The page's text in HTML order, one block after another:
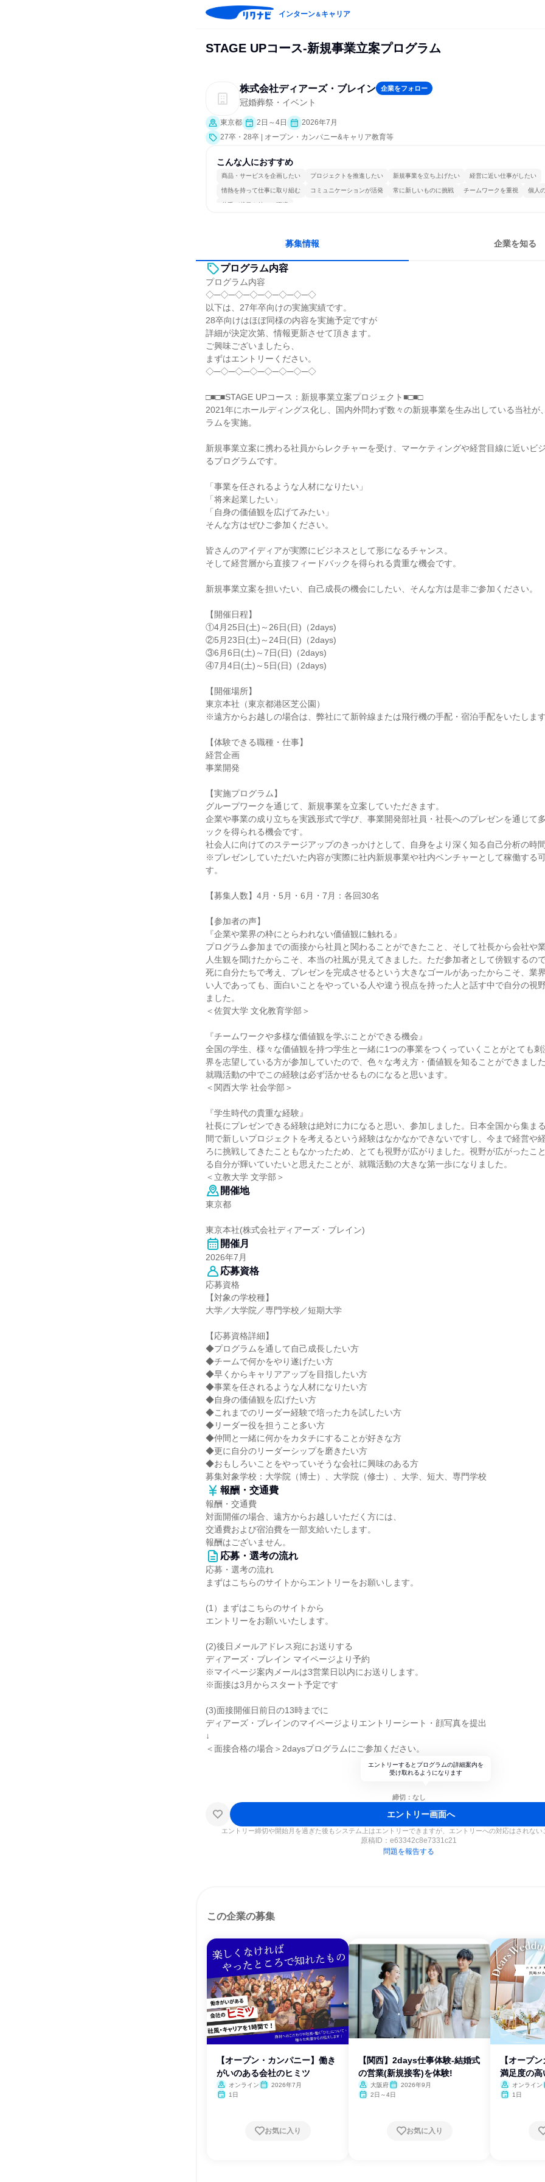
インターン＆キャリア
STAGE UPコース-新規事業立案プログラム
株式会社ディアーズ・ブレイン 企業をフォロー
冠婚葬祭・イベント
東京都 2日～4日
2026年7月
27卒・28卒 | オープン・カンパニー&キャリア教育等
こんな人におすすめ
商品・サービスを企画したい プロジェクトを推進したい 新規事業を立ち上げたい 経営に近い仕事がしたい
情熱を持って仕事に取り組む コミュニケーションが活発 常に新しいものに挑戦 チームワークを重視 個人
若手が裁量を持てる環境
募集情報 企業を知る
プログラム内容
プログラム内容
◇─◇─◇─◇─◇─◇─◇─◇
以下は、27年卒向けの実施実績です。
28卒向けはほぼ同様の内容を実施予定ですが
詳細が決定次第、情報更新させて頂きます。
ご興味ございましたら、
まずはエントリーください。
◇─◇─◇─◇─◇─◇─◇─◇
□■□■STAGE UPコース：新規事業立案プロジェクト■□■□
2021年にホールディングス化し、国内外問わず数々の新規事業を生み出している当社が
ラムを実施。
新規事業立案に携わる社員からレクチャーを受け、マーケティングや経営目線に近いビ
るプログラムです。
「事業を任されるような人材になりたい」
「将来起業したい」
「自身の価値観を広げてみたい」
そんな方はぜひご参加ください。
皆さんのアイディアが実際にビジネスとして形になるチャンス。
そして経営層から直接フィードバックを得られる貴重な機会です。
新規事業立案を担いたい、自己成長の機会にしたい、そんな方は是非ご参加ください。
【開催日程】
①4月25日(土)～26日(日)（2days)
②5月23日(土)～24日(日)（2days)
③6月6日(土)～7日(日)（2days)
④7月4日(土)～5日(日)（2days)
【開催場所】
東京本社（東京都港区芝公園）
※遠方からお越しの場合は、弊社にて新幹線または飛行機の手配・宿泊手配をいたしま
【体験できる職種・仕事】
経営企画
事業開発
【実施プログラム】
グループワークを通じて、新規事業を立案していただきます。
企業や事業の成り立ちを実践形式で学び、事業開発部社員・社長へのプレゼンを通じて
ックを得られる機会です。
社会人に向けてのステージアップのきっかけとして、自身をより深く知る自己分析の時
※プレゼンしていただいた内容が実際に社内新規事業や社内ベンチャーとして稼働する
す。
【募集人数】4月・5月・6月・7月：各回30名
【参加者の声】
『企業や業界の枠にとらわれない価値観に触れる』
プログラム参加までの面接から社員と関わることができたこと、そして社長から会社や
人生観を聞けたからこそ、本当の社風が見えてきました。ただ参加者として傍観するの
死に自分たちで考え、プレゼンを完成させるという大きなゴールがあったからこそ、業
い人であっても、面白いことをやっている人や違う視点を持った人と話す中で自分の視
ました。
＜佐賀大学 文化教育学部＞
『チームワークや多様な価値観を学ぶことができる機会』
全国の学生、様々な価値観を持つ学生と一緒に1つの事業をつくっていくことがとても
界を志望している方が参加していたので、色々な考え方・価値観を知ることができまし
就職活動の中でこの経験は必ず活かせるものになると思います。
＜関西大学 社会学部＞
『学生時代の貴重な経験』
社長にプレゼンできる経験は絶対に力になると思い、参加しました。日本全国から集ま
間で新しいプロジェクトを考えるという経験はなかなかできないですし、今まで経営や
ろに挑戦してきたこともなかったため、とても視野が広がりました。視野が広がったこ
る自分が輝いていたいと思えたことが、就職活動の大きな第一歩になりました。
＜立教大学 文学部＞
開催地
東京都
東京本社(株式会社ディアーズ・ブレイン)
開催月
2026年7月
応募資格
応募資格
【対象の学校種】
大学／大学院／専門学校／短期大学
【応募資格詳細】
◆プログラムを通して自己成長したい方
◆チームで何かをやり遂げたい方
◆早くからキャリアアップを目指したい方
◆事業を任されるような人材になりたい方
◆自身の価値観を広げたい方
◆これまでのリーダー経験で培った力を試したい方
◆リーダー役を担うこと多い方
◆仲間と一緒に何かをカタチにすることが好きな方
◆更に自分のリーダーシップを磨きたい方
◆おもしろいことをやっていそうな会社に興味のある方
募集対象学校：大学院（博士）、大学院（修士）、大学、短大、専門学校
報酬・交通費
報酬・交通費
対面開催の場合、遠方からお越しいただく方には、
交通費および宿泊費を一部支給いたします。
報酬はございません。
応募・選考の流れ
応募・選考の流れ
まずはこちらのサイトからエントリーをお願いします。
(1）まずはこちらのサイトから
エントリーをお願いいたします。
(2)後日メールアドレス宛にお送りする
ディアーズ・ブレイン マイページより予約
※マイページ案内メールは3営業日以内にお送りします。
※面接は3月からスタート予定です
(3)面接開催日前日の13時までに
ディアーズ・ブレインのマイページよりエントリーシート・顔写真を提出
↓
＜面接合格の場合＞2daysプログラムにご参加ください。
エントリーするとプログラムの詳細案内を
受け取れるようになります
締切：なし
エントリー画面へ
エントリー締切や開始月を過ぎた後もシステム上はエントリーできますが、エントリーへの対応はされない
原稿ID： e63342c8e7331c21
問題を報告する
この企業の募集
【オープン・カンパニー】働き
がいのある会社のヒミツ
オンライン
2026年7月
1日
お気に入り
【関西】2days仕事体験-結婚式
の営業(新規接客)を体験!
大阪府
2026年9月
2日～4日
お気に入り
【オープ
満足度の高
は?オンライン
1日